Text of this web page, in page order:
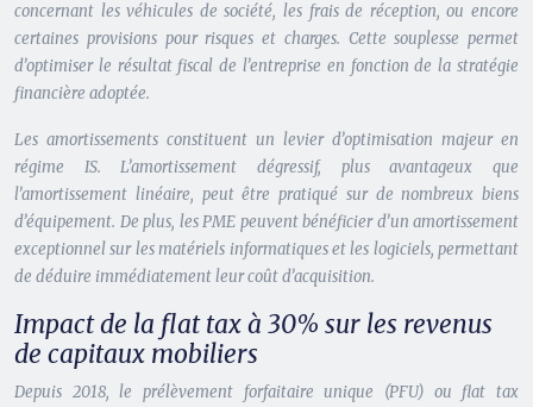
concernant les véhicules de société, les frais de réception, ou encore
certaines provisions pour risques et charges. Cette souplesse permet
d’optimiser le résultat fiscal de l’entreprise en fonction de la stratégie
financière adoptée.
Les amortissements constituent un levier d’optimisation majeur en
régime IS. L’amortissement dégressif, plus avantageux que
l’amortissement linéaire, peut être pratiqué sur de nombreux biens
d’équipement. De plus, les PME peuvent bénéficier d’un amortissement
exceptionnel sur les matériels informatiques et les logiciels, permettant
de déduire immédiatement leur coût d’acquisition.
Impact de la flat tax à 30% sur les revenus
de capitaux mobiliers
Depuis 2018, le prélèvement forfaitaire unique (PFU) ou flat tax